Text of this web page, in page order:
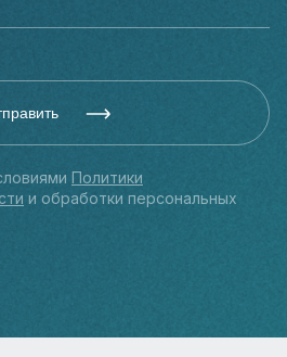
Политики
и обработки персональных